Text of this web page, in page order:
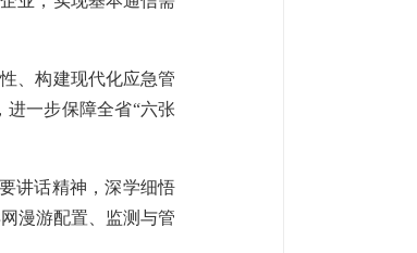
、构建现代化应急管
一步保障全省“六张
讲话精神，深学细悟
漫游配置、监测与管